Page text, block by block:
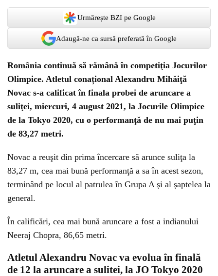
Urmărește BZI pe Google
Adaugă-ne ca sursă preferată în Google
România continuă să rămână în competiţia Jocurilor
Olimpice. Atletul conațional Alexandru Mihăiţă
Novac s-a calificat în finala probei de aruncare a
suliţei, miercuri, 4 august 2021, la Jocurile Olimpice
de la Tokyo 2020, cu o performanţă de nu mai puţin
de 83,27 metri.
Novac a reuşit din prima încercare să arunce suliţa la
83,27 m, cea mai bună performanţă a sa în acest sezon,
terminând pe locul al patrulea în Grupa A şi al şaptelea la
general.
În calificări, cea mai bună aruncare a fost a indianului
Neeraj Chopra, 86,65 metri.
Atletul Alexandru Novac va evolua în finală
de 12 la aruncare a sulitei, la JO Tokyo 2020